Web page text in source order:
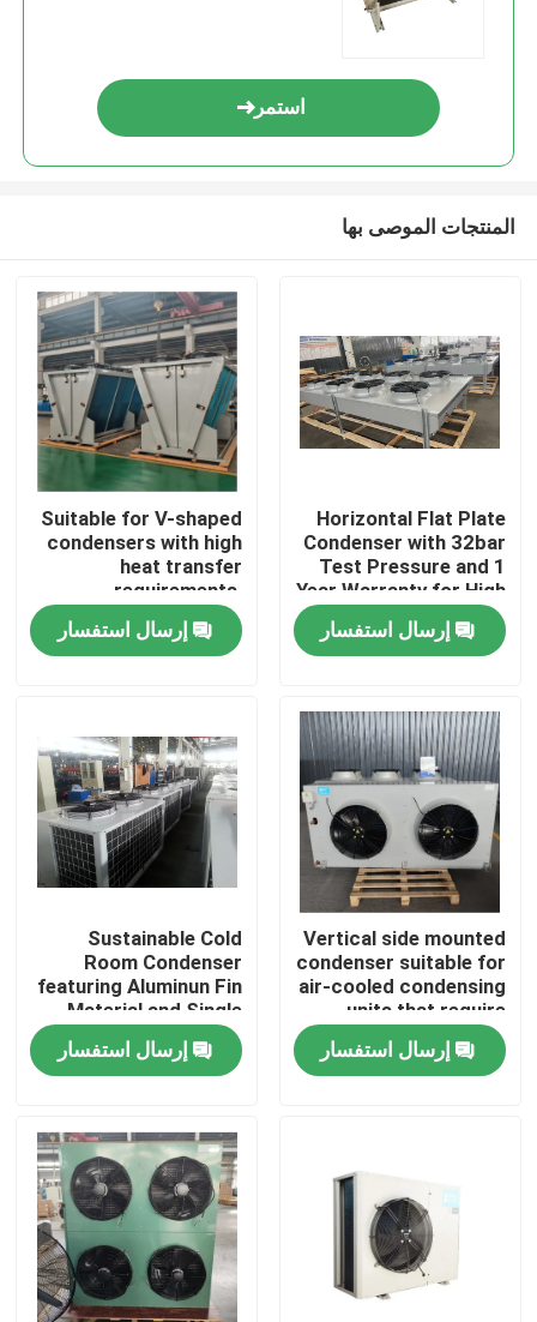
الصفحة الرئيسية
معلومات عنا
جولة في المصنع
مراقبة الجودة
اتصل بنا
أخبار
اطلب عرض أسعار
استمر
المنتجات الموصى بها
Horizontal Flat Plate
Condenser with 32bar
Test Pressure and 1
Year Warranty for High
Heat Exchange
Efficiencyإرسال استفسار
Suitable for V-shaped
condensers with high
heat transfer
requirements,
equipped with
3P/380V/50Hz power
supply, meeting the
R507A, R134a, etc
إرسال استفسار
Vertical side mounted
condenser suitable for
air-cooled condensing
units that require
separate installation
of condenser and
compressor
إرسال استفسار
Sustainable Cold
Room Condenser
featuring Aluminun Fin
Material and Single
Speed Fan Motor
إرسال استفسار